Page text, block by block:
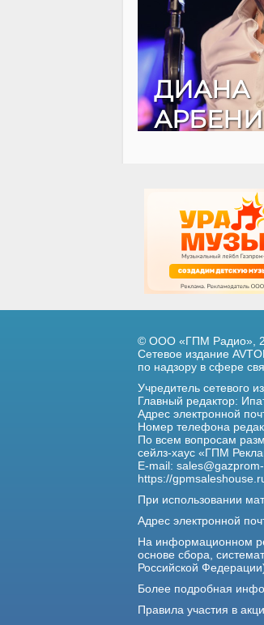
ДИАНА
© ООО «ГПМ Радио»,
Сетевое издание
по надзору в сфере
Учредитель сетевого
Главный редактор:
Адрес электронной
Номер телефона
По всем вопросам
сейлз-хаус «ГПМ
E-mail:
https://
При использовании
Адрес электронной
На информационном
основе сбора,
Российской
Более подробная
Правила участия в